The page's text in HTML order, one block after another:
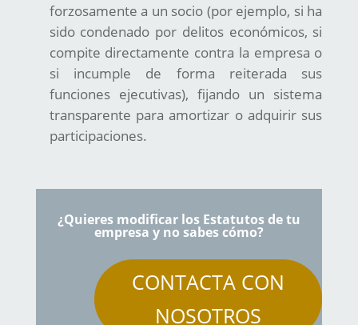
forzosamente a un socio (por ejemplo, si ha
sido condenado por delitos económicos, si
compite directamente contra la empresa o
si incumple de forma reiterada sus
funciones ejecutivas), fijando un sistema
transparente para amortizar o adquirir sus
participaciones.
¿Quieres modificar los Estatutos de tu
empresa y no sabes cómo?
CONTACTA CON
NOSOTROS